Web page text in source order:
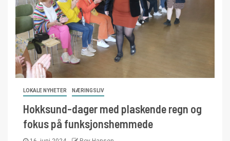
LOKALE NYHETER NÆRINGSLIV
Hokksund-dager med plaskende regn og
fokus på funksjonshemmede